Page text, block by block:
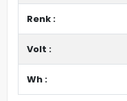
Renk :
Volt :
Wh :